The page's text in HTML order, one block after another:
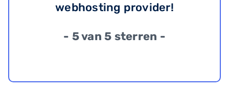
webhosting provider!
- 5 van 5 sterren -